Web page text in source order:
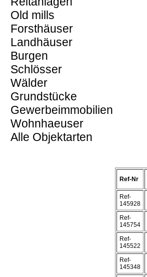
Old mills
Forsthäuser
Landhäuser
Burgen
Schlösser
Wälder
Grundstücke
Gewerbeimmobilien
Wohnhaeuser
Alle Objektarten
Ref-Nr
Ref-
145928
Ref-
145754
Ref-
145522
Ref-
145348